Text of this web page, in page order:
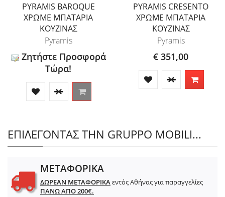
PYRAMIS BAROQUE
ΧΡΩΜΕ ΜΠΑΤΑΡΙΑ
ΚΟΥΖΙΝΑΣ
Pyramis
Ζητήστε Προσφορά
Τώρα!
PYRAMIS CRESENTO
ΧΡΩΜΕ ΜΠΑΤΑΡΙΑ
ΚΟΥΖΙΝΑΣ
Pyramis
€ 351,00
ΕΠΙΛΕΓΟΝΤΑΣ ΤΗΝ GRUPPO MOBILI...
ΜΕΤΑΦΟΡΙΚΑ
ΔΩΡΕΑΝ ΜΕΤΑΦΟΡΙΚΑεντός Αθήνας για παραγγελίες
ΠΑΝΩ ΑΠΟ 200€.